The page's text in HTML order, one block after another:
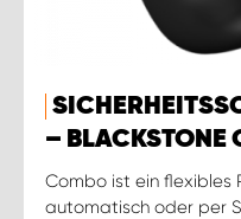
– BLACKSTONE
Combo ist ein flexibles
automatisch oder per